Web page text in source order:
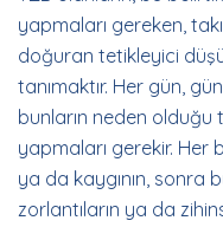
yapmaları gereken,
doğuran tetikleyici
tanımaktır. Her gün,
bunların neden olduğu
yapmaları gerekir. Her
ya da kaygının, sonra
zorlantıların ya da